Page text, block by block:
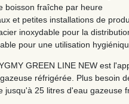
boisson fraîche par heure
et petites installations de
inoxydable pour la
pour une utilisation
GREEN LINE NEW est
réfrigérée. Plus besoin
25 litres d'eau gazeuse